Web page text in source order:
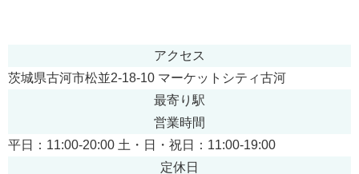
アクセス
茨城県古河市松並2-18-10 マーケットシティ古河
最寄り駅
営業時間
平日：11:00-20:00 土・日・祝日：11:00-19:00
定休日